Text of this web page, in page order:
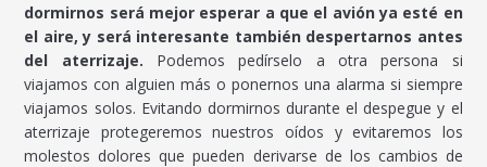
dormirnos será mejor esperar a que el avión ya esté en
el aire, y será interesante también despertarnos antes
del aterrizaje. Podemos pedírselo a otra persona si
viajamos con alguien más o ponernos una alarma si siempre
viajamos solos. Evitando dormirnos durante el despegue y el
aterrizaje protegeremos nuestros oídos y evitaremos los
molestos dolores que pueden derivarse de los cambios de